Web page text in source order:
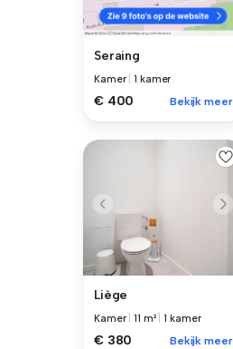
Seraing
Kamer |1 kamer
€ 400 Bekijk meer
Liège
Kamer |11 m² |1 kamer
€ 380 Bekijk meer